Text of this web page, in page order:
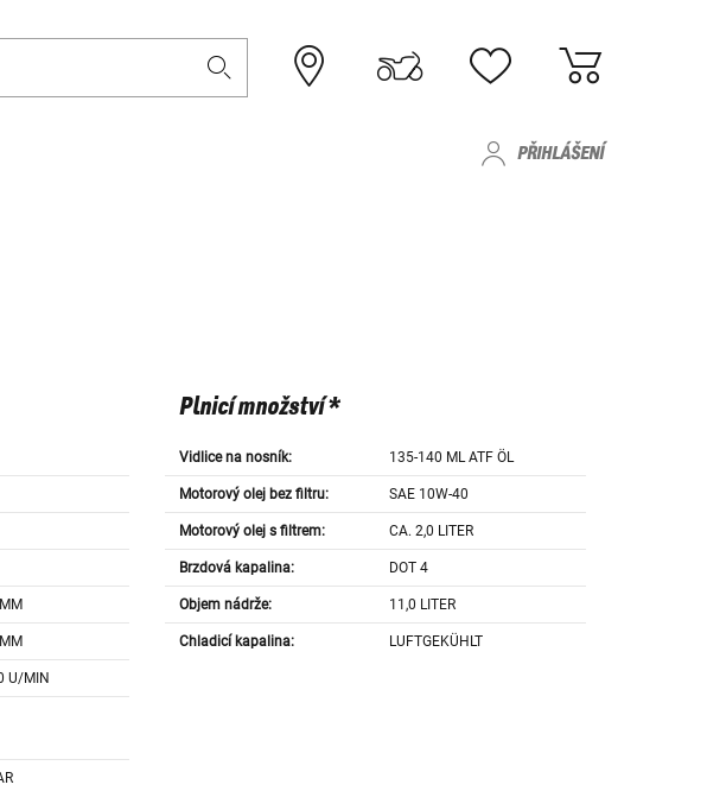
PŘIHLÁŠENÍ
U/MIN
Plnicí množství *
Vidlice na nosník: 135-140 ML ATF ÖL
Motorový olej bez filtru: SAE 10W-40
Motorový olej s filtrem: CA. 2,0 LITER
Brzdová kapalina: DOT 4
Objem nádrže: 11,0 LITER
Chladicí kapalina: LUFTGEKÜHLT